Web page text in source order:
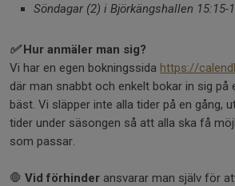
Söndagar (2) i Björkängshallen 15:15-
✅Hur anmäler man sig?
Vi har en egen bokningssida https://
där man snabbt och enkelt bokar in sig på
bäst. Vi släpper inte alla tider på en gång,
tider under säsongen så att alla ska få
som passar.
🛑 Vid förhinder ansvarar man själv för